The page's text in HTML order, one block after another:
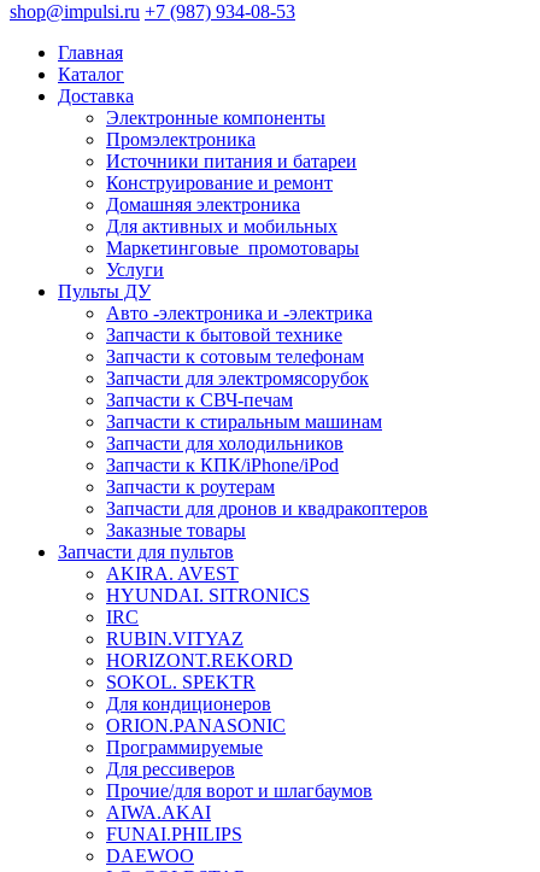
shop@impulsi.ru +7 (987) 934-08-53
Главная
Каталог
Доставка
Электронные компоненты
Промэлектроника
Источники питания и батареи
Конструирование и ремонт
Домашняя электроника
Для активных и мобильных
Маркетинговые_промотовары
Услуги
Пульты ДУ
Авто -электроника и -электрика
Запчасти к бытовой технике
Запчасти к сотовым телефонам
Запчасти для электромясорубок
Запчасти к СВЧ-печам
Запчасти к стиральным машинам
Запчасти для холодильников
Запчасти к КПК/iPhone/iPod
Запчасти к роутерам
Запчасти для дронов и квадракоптеров
Заказные товары
Запчасти для пультов
AKIRA. AVEST
HYUNDAI. SITRONICS
IRC
RUBIN.VITYAZ
HORIZONT.REKORD
SOKOL. SPEKTR
Для кондиционеров
ORION.PANASONIC
Программируемые
Для рессиверов
Прочие/для ворот и шлагбаумов
AIWA.AKAI
FUNAI.PHILIPS
DAEWOO